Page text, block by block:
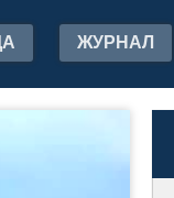
ЖУРНАЛ